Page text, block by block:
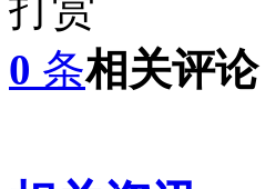
打赏
0 条相关评论